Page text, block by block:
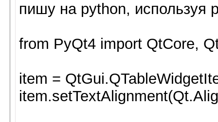
пишу на python, используя
from PyQt4 import QtCore,
item =